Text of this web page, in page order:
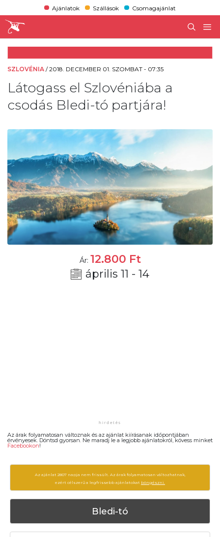
Ajánlatok Szállások Csomagajánlat
SZLOVÉNIA /2018. DECEMBER 01. SZOMBAT - 07:35
Látogass el Szlovéniába a
csodás Bledi-tó partjára!
Ár: 12.800 Ft
április 11 - 14
Az árak folyamatosan változnak és az ajánlat kiírásanak időpontjában
érvényesek. Döntsd gyorsan. Ne maradj le a legjobb ajánlatokról, kövess minket
Facebookon!
Az ajánlat 2807 napja nem frissült. Az árak folyamatosan változhatnak,
ezért célszerű a legfrissebb ajánlatokat böngészni.
Bledi-tó